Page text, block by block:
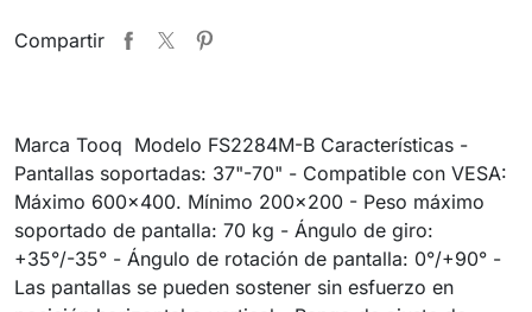
Compartir
Marca Tooq Modelo FS2284M-B Características -
Pantallas soportadas: 37"-70" - Compatible con VESA:
Máximo 600x400. Mínimo 200x200 - Peso máximo
soportado de pantalla: 70 kg - Ángulo de giro:
+35°/-35° - Ángulo de rotación de pantalla: 0°/+90° -
Las pantallas se pueden sostener sin esfuerzo en